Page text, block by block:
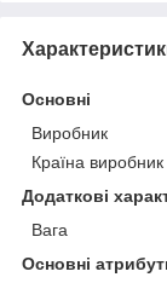
Основні
Виробник
Країна виробник
Додаткові
Вага
Основні